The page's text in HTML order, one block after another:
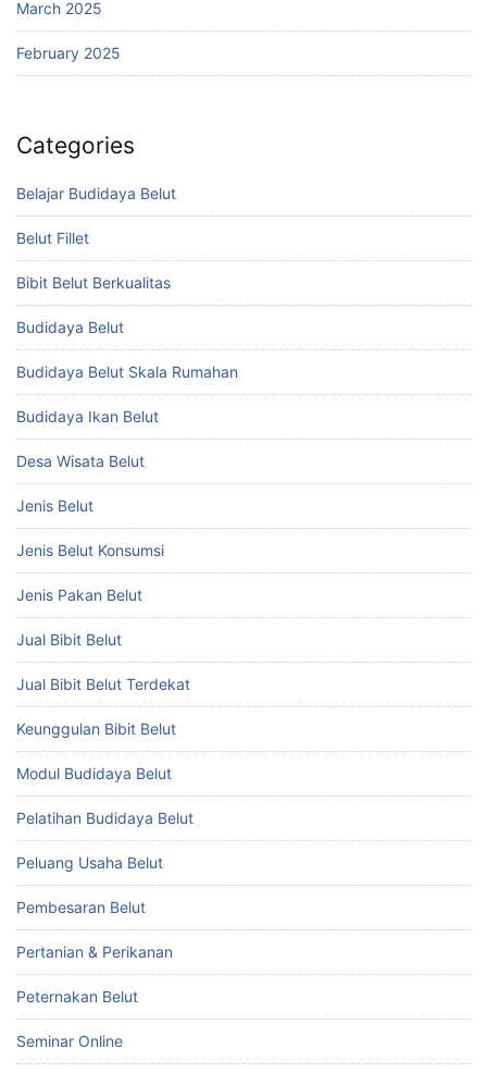
March 2025
February 2025
Categories
Belajar Budidaya Belut
Belut Fillet
Bibit Belut Berkualitas
Budidaya Belut
Budidaya Belut Skala Rumahan
Budidaya Ikan Belut
Desa Wisata Belut
Jenis Belut
Jenis Belut Konsumsi
Jenis Pakan Belut
Jual Bibit Belut
Jual Bibit Belut Terdekat
Keunggulan Bibit Belut
Modul Budidaya Belut
Pelatihan Budidaya Belut
Peluang Usaha Belut
Pembesaran Belut
Pertanian & Perikanan
Peternakan Belut
Seminar Online